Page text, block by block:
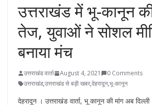
उत्तराखंड में भू-कानून
तेज, युवाओं ने सोशल
बनाया मंच
उत्तराखंड वार्ता August 4, 2021
0 Comments
उत्तराखंड,उत्तराखंड से बड़ी खबर,देहरादून,भू-कानून
देहरादून । उत्तराखंड वार्ता, भू कानून की मांग अब